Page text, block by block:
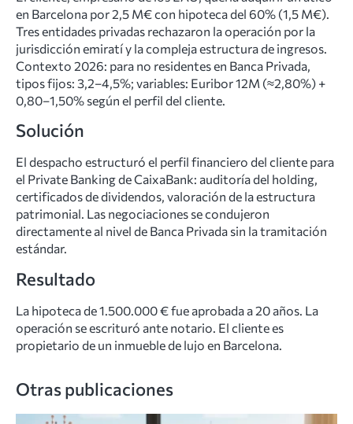
en Barcelona por 2,5 M€ con hipoteca del 60% (1,5 M€).
Tres entidades privadas rechazaron la operación por la
jurisdicción emiratí y la compleja estructura de ingresos.
Contexto 2026: para no residentes en Banca Privada,
tipos fijos: 3,2–4,5%; variables: Euribor 12M (≈2,80%) +
0,80–1,50% según el perfil del cliente.
Solución
El despacho estructuró el perfil financiero del cliente para
el Private Banking de CaixaBank: auditoría del holding,
certificados de dividendos, valoración de la estructura
patrimonial. Las negociaciones se condujeron
directamente al nivel de Banca Privada sin la tramitación
estándar.
Resultado
La hipoteca de 1.500.000 € fue aprobada a 20 años. La
operación se escrituró ante notario. El cliente es
propietario de un inmueble de lujo en Barcelona.
Otras publicaciones